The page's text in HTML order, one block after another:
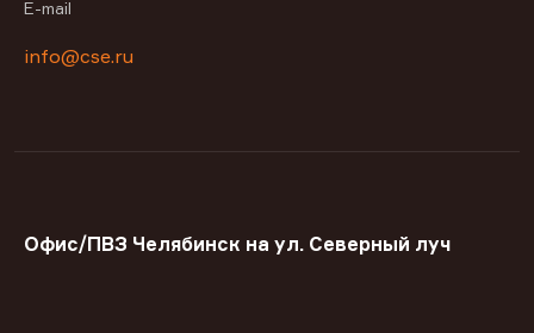
E-mail
info@cse.ru
Офис/ПВЗ Челябинск на ул. Северный луч